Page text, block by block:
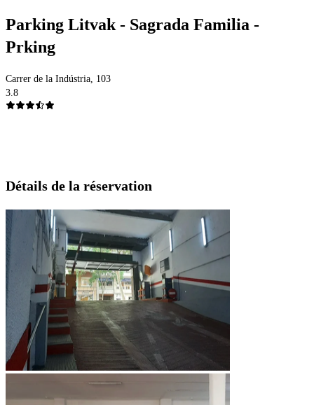
Parking Litvak - Sagrada Familia -
Prking
Carrer de la Indústria, 103
3.8
Détails de la réservation